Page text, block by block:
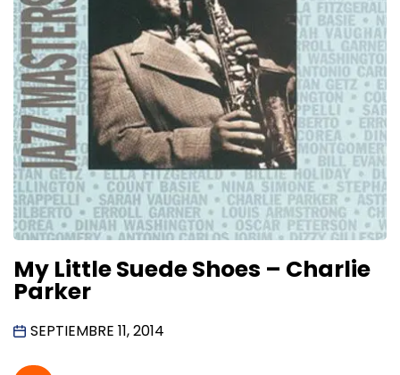
My Little Suede Shoes – Charlie
Parker
SEPTIEMBRE 11, 2014